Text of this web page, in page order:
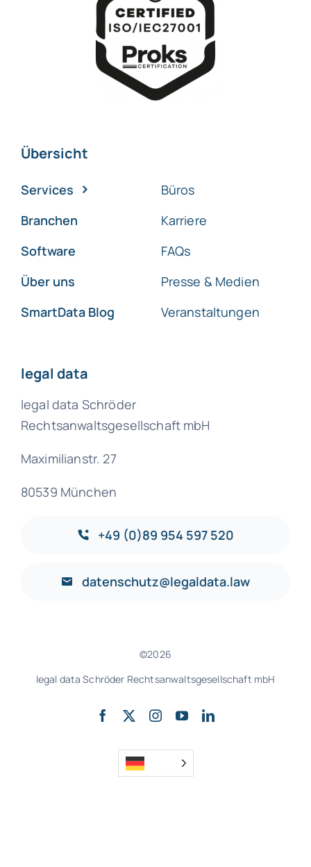
Übersicht
Services
Branchen
Software
Über uns
SmartData Blog
Büros
Karriere
FAQs
Presse & Medien
Veranstaltungen
legal data
legal data Schröder
Rechtsanwaltsgesellschaft mbH
Maximilianstr. 27
80539 München
+49 (0)89 954 597 520
datenschutz@legaldata.law
©2026
legal data Schröder Rechtsanwaltsgesellschaft mbH